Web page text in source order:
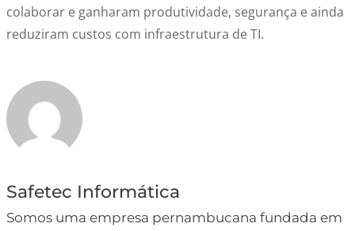
colaborar e ganharam produtividade, segurança e ainda
reduziram custos com infraestrutura de TI.
Safetec Informática
Somos uma empresa pernambucana fundada em